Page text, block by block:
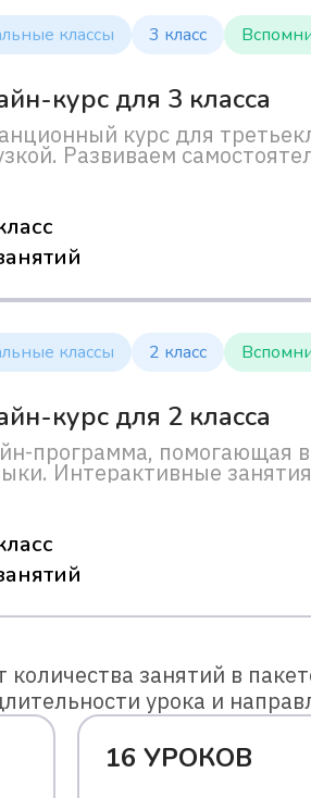
классы 3 класс
курс для 3 класса
курс для
Развиваем
классы 2 класс
курс для 2 класса
программа, помогающая
Интерактивные
урока.
занятий в
урока и
16 УРОКОВ